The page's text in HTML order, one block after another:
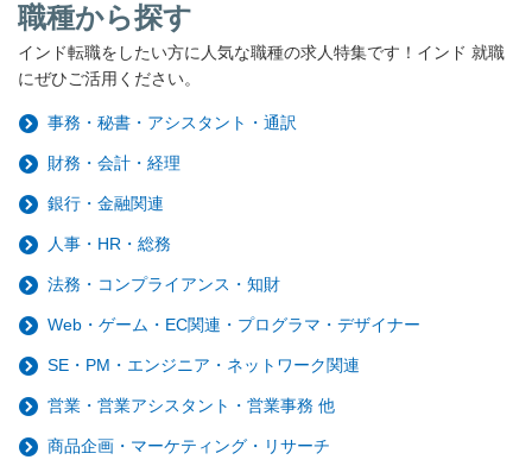
職種から探す
インド転職をしたい方に人気な職種の求人特集です！インド 就職
にぜひご活用ください。
事務・秘書・アシスタント・通訳
財務・会計・経理
銀行・金融関連
人事・HR・総務
法務・コンプライアンス・知財
Web・ゲーム・EC関連・プログラマ・デザイナー
SE・PM・エンジニア・ネットワーク関連
営業・営業アシスタント・営業事務 他
商品企画・マーケティング・リサーチ